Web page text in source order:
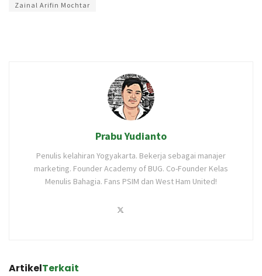
Zainal Arifin Mochtar
Prabu Yudianto
Penulis kelahiran Yogyakarta. Bekerja sebagai manajer
marketing. Founder Academy of BUG. Co-Founder Kelas
Menulis Bahagia. Fans PSIM dan West Ham United!
ArtikelTerkait